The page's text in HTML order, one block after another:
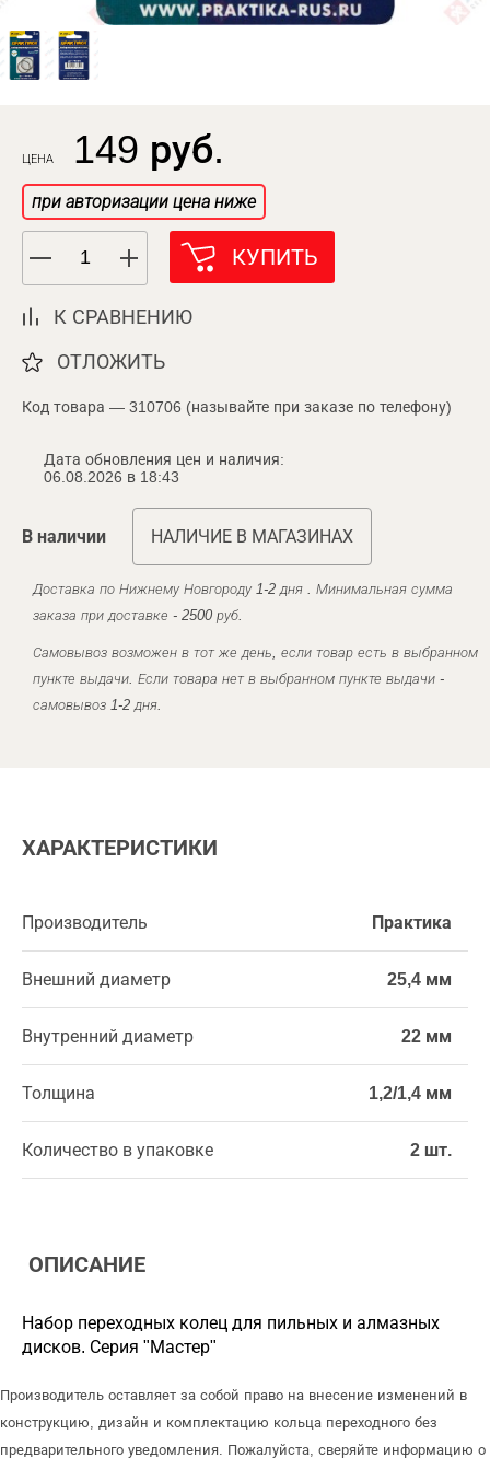
ЦЕНА 149 руб.
при авторизации цена ниже
КУПИТЬ
К СРАВНЕНИЮ
ОТЛОЖИТЬ
Код товара — 310706 (называйте при заказе по телефону)
Дата обновления цен и наличия:
06.08.2026 в 18:43
В наличии НАЛИЧИЕ В МАГАЗИНАХ
Доставка по Нижнему Новгороду 1-2 дня . Минимальная сумма
заказа при доставке - 2500 руб.
Самовывоз возможен в тот же день, если товар есть в выбранном
пункте выдачи. Если товара нет в выбранном пункте выдачи -
самовывоз 1-2 дня.
ХАРАКТЕРИСТИКИ
Производитель Практика
Внешний диаметр 25,4 мм
Внутренний диаметр 22 мм
Толщина 1,2/1,4 мм
Количество в упаковке 2 шт.
ОПИСАНИЕ
Набор переходных колец для пильных и алмазных
дисков. Серия "Мастер"
Производитель оставляет за собой право на внесение изменений в
конструкцию, дизайн и комплектацию кольца переходного без
предварительного уведомления. Пожалуйста, сверяйте информацию о